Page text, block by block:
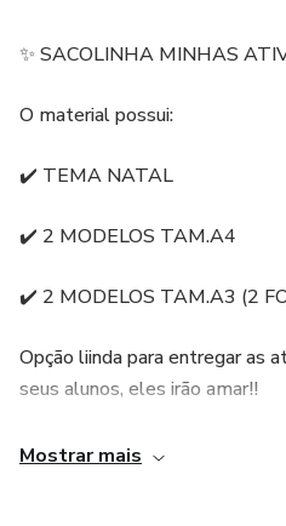
✨ SACOLINHA MINHAS
O material possui:
✔️ TEMA NATAL
✔️ 2 MODELOS TAM.A4
✔️ 2 MODELOS TAM.A3 (2
Opção liinda para entregar as
seus alunos, eles irão amar!!
APENAS R$6,00 🎉
Mostrar mais